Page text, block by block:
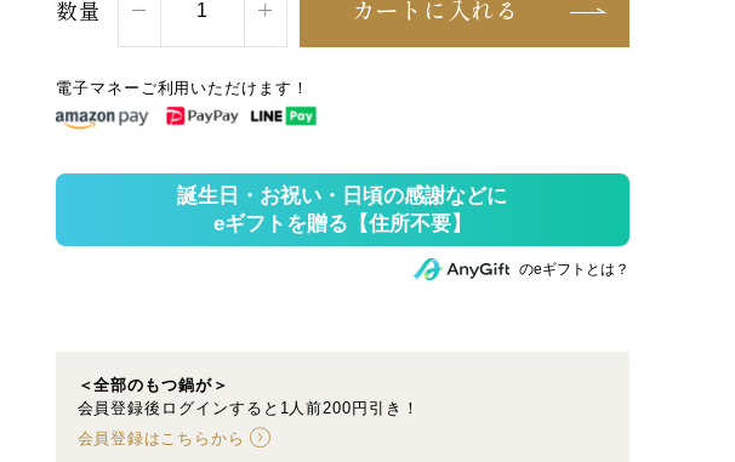
数量 カートに入れる
電子マネーご利用いただけます！
のeギフトとは？
＜全部のもつ鍋が＞
会員登録後ログインすると1人前200円引き！
会員登録はこちらから